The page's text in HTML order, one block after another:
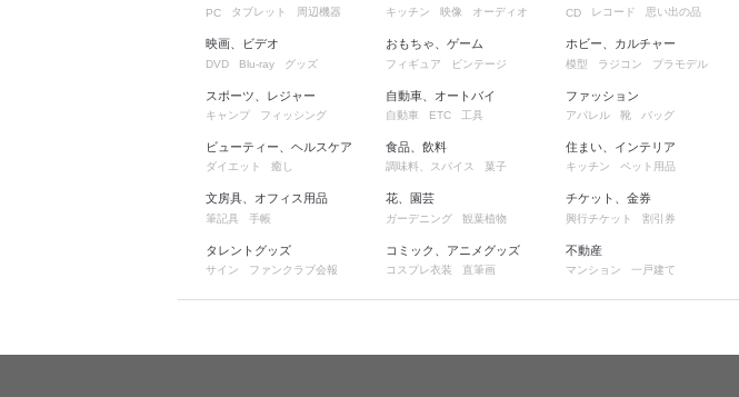
PC タブレット 周辺機器
映画、ビデオ
DVD Blu-ray グッズ
スポーツ、レジャー
キャンプ フィッシング
ビューティー、ヘルスケア
ダイエット 癒し
文房具、オフィス用品
筆記具 手帳
タレントグッズ
サイン ファンクラブ会報
キッチン 映像 オーディオ
おもちゃ、ゲーム
フィギュア ビンテージ
自動車、オートバイ
自動車 ETC 工具
食品、飲料
調味料、スパイス 菓子
花、園芸
ガーデニング 観葉植物
コミック、アニメグッズ
コスプレ衣装 直筆画
CD レコード 思い出の品
ホビー、カルチャー
模型 ラジコン プラモデル
ファッション
アパレル 靴 バッグ
住まい、インテリア
キッチン ペット用品
チケット、金券
興行チケット 割引券
不動産
マンション 一戸建て